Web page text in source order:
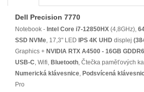
Dell Precision 7770
Notebook - Intel Core i7-12850HX (4,8GHz),
SSD NVMe, 17,3" LED IPS 4K UHD displej
Graphics + NVIDIA RTX A4500 - 16GB GDDR6
USB-C, Wifi, Bluetooth, Čtečka paměťových
Numerická klávesnice, Podsvícená
Pro